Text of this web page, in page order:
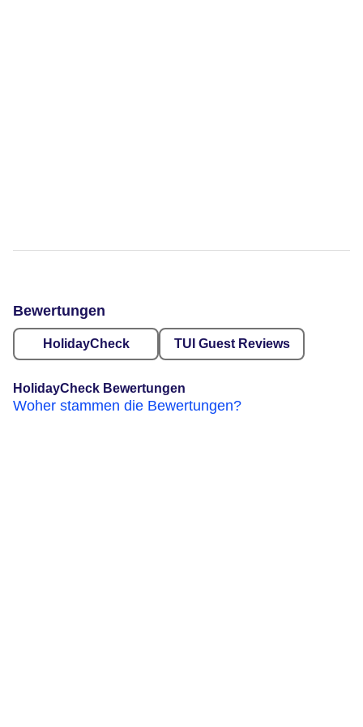
Bewertungen
HolidayCheck TUI Guest Reviews
HolidayCheck Bewertungen
Woher stammen die Bewertungen?